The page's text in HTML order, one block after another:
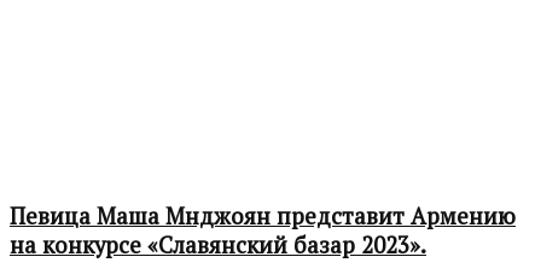
Певица Маша Мнджоян представит Армению
на конкурсе «Славянский базар 2023».